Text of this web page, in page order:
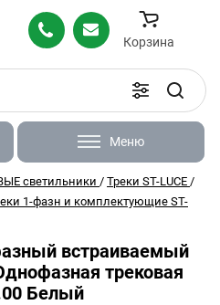
Корзина
Меню
светильники / Треки ST-LUCE /
1-фазн и комплектующие ST-
встраиваемый
трековая
Белый